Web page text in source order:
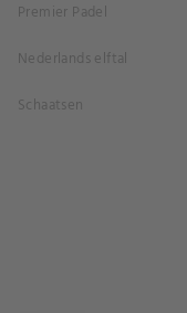
Premier Padel
Nederlands elftal
Schaatsen